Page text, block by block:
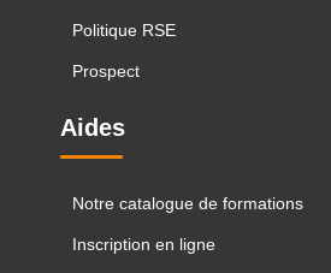
Politique RSE
Prospect
Aides
Notre catalogue de formations
Inscription en ligne